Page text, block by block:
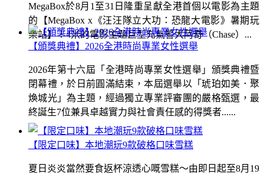
MegaBox於8月1至31日隆重呈獻全港首個以電影為主題
的【MegaBox x《汪汪隊立大功：恐龍大電影》暑期玩
樂站】！4米的電影主題巨型充氣警犬阿奇（Chase）...
【限定口味】本地潮玩9款破格口味雪糕
夏日炎炎當然要食返杯涼透心嘅雪糕～由即日起至8月19
【頒獎典禮】2026全港時尚專業女性選舉
2026年第十六屆「全港時尚專業女性選舉」頒獎典禮暨
閉幕禮，於日前圓滿結束，本屆選舉以「琥珀如美．聚
煥城光」為主題，經過獨立專業評審團的嚴格甄選，最
終誕生7位兼具卓越實力與社會責任感的得獎者......